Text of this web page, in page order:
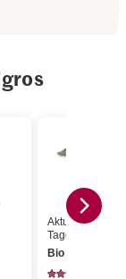
Aktueller
Tagespreis
Bio Forelle